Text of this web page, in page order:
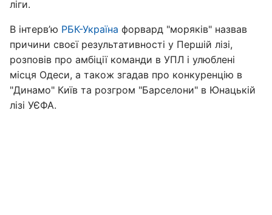
ліги.
В інтерв’ю РБК-Україна форвард "моряків" назвав
причини своєї результативності у Першій лізі,
розповів про амбіції команди в УПЛ і улюблені
місця Одеси, а також згадав про конкуренцію в
"Динамо" Київ та розгром "Барселони" в Юнацькій
лізі УЄФА.